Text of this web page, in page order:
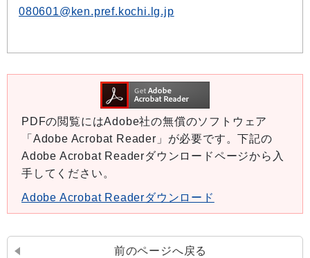
080601@ken.pref.kochi.lg.jp
PDFの閲覧にはAdobe社の無償のソフトウェア
「Adobe Acrobat Reader」が必要です。下記の
Adobe Acrobat Readerダウンロードページから入
手してください。
Adobe Acrobat Readerダウンロード
前のページへ戻る